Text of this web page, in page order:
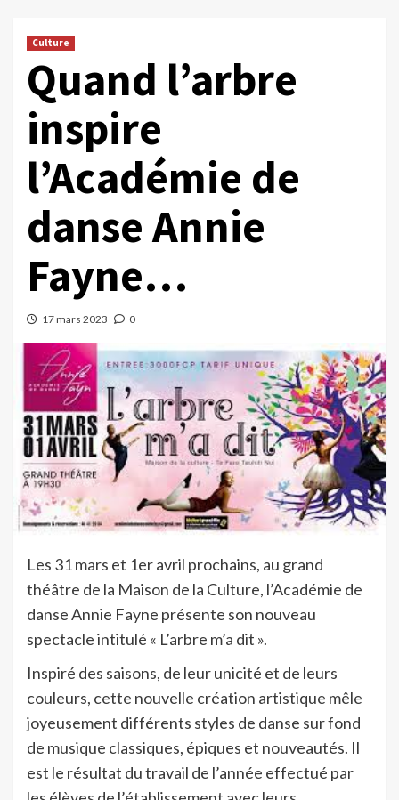
Culture
Quand l’arbre
inspire
l’Académie de
danse Annie
Fayne…
17 mars 2023 0
Les 31 mars et 1er avril prochains, au grand
théâtre de la Maison de la Culture, l’Académie de
danse Annie Fayne présente son nouveau
spectacle intitulé « L’arbre m’a dit ».
Inspiré des saisons, de leur unicité et de leurs
couleurs, cette nouvelle création artistique mêle
joyeusement différents styles de danse sur fond
de musique classiques, épiques et nouveautés. Il
est le résultat du travail de l’année effectué par